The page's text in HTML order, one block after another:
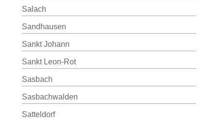
Salach
Sandhausen
Sankt Johann
Sankt Leon-Rot
Sasbach
Sasbachwalden
Satteldorf